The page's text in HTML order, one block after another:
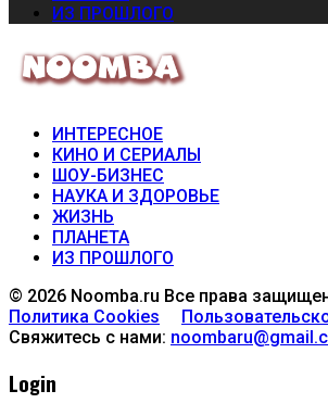
ИЗ ПРОШЛОГО
ИНТЕРЕСНОЕ
КИНО И СЕРИАЛЫ
ШОУ-БИЗНЕС
НАУКА И ЗДОРОВЬЕ
ЖИЗНЬ
ПЛАНЕТА
ИЗ ПРОШЛОГО
© 2026 Noomba.ru Все права
Политика Cookies
Свяжитесь с нами:
Login